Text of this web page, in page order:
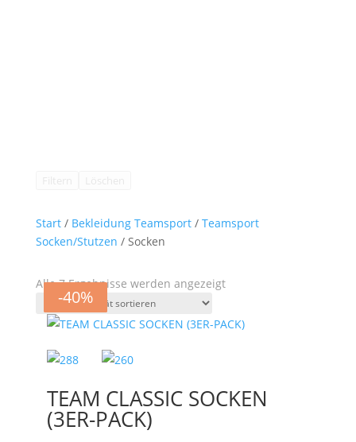
Start/ Bekleidung Teamsport/ Teamsport
Socken/Stutzen / Socken
Alle 7 Ergebnisse werden angezeigtNach
sortiert
-40%
TEAM CLASSIC SOCKEN
(3ER-PACK)
-40%
-40%
-40%
-40%
-40%
-40%